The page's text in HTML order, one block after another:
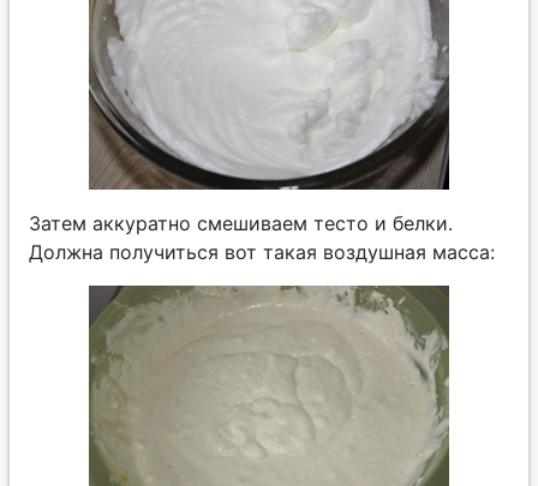
Затем аккуратно смешиваем тесто и белки.
Должна получиться вот такая воздушная масса: